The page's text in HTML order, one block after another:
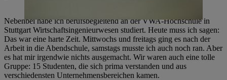
Nebenbei habe ich berufsbegleitend an der VWA-Hochschule in
Stuttgart Wirtschaftsingenieurwesen studiert. Heute muss ich sagen:
Das war eine harte Zeit. Mittwochs und freitags ging es nach der
Arbeit in die Abendschule, samstags musste ich auch noch ran. Aber
es hat mir irgendwie nichts ausgemacht. Wir waren auch eine tolle
Gruppe: 15 Studenten, die sich prima verstanden und aus
verschiedensten Unternehmensbereichen kamen.